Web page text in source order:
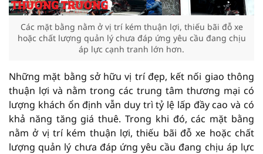
Các mặt bằng nằm ở vị trí kém thuận lợi, thiếu bãi đỗ xe
hoặc chất lượng quản lý chưa đáp ứng yêu cầu đang chịu
áp lực cạnh tranh lớn hơn.
Những mặt bằng sở hữu vị trí đẹp, kết nối giao thông
thuận lợi và nằm trong các trung tâm thương mại có
lượng khách ổn định vẫn duy trì tỷ lệ lấp đầy cao và có
khả năng tăng giá thuê. Trong khi đó, các mặt bằng
nằm ở vị trí kém thuận lợi, thiếu bãi đỗ xe hoặc chất
lượng quản lý chưa đáp ứng yêu cầu đang chịu áp lực